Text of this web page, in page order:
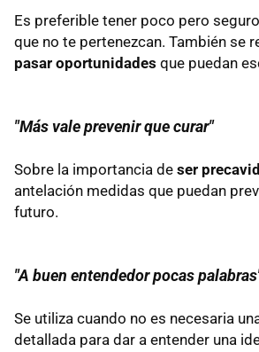
Es preferible tener poco pero
que no te pertenezcan. También se
pasar oportunidades que puedan
"Más vale prevenir que curar"
Sobre la importancia de ser
antelación medidas que puedan
futuro.
"A buen entendedor pocas
Se utiliza cuando no es necesaria
detallada para dar a entender una